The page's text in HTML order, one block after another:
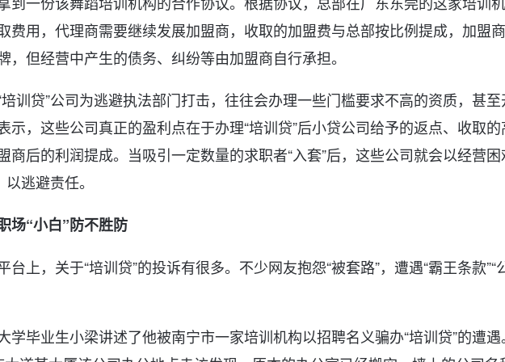
费用，代理商需要继续发展加盟商，收取的加盟费与总部按比例提成，加盟
，但经营中产生的债务、纠纷等由加盟商自行承担。
训贷”公司为逃避执法部门打击，往往会办理一些门槛要求不高的资质，甚至
示，这些公司真正的盈利点在于办理“培训贷”后小贷公司给予的返点、收取的
商后的利润提成。当吸引一定数量的求职者“入套”后，这些公司就会以经营困
逃避责任。
场“小白”防不胜防
台上，关于“培训贷”的投诉有很多。不少网友抱怨“被套路”，遭遇“霸王条款”“
学毕业生小梁讲述了他被南宁市一家培训机构以招聘名义骗办“培训贷”的遭遇